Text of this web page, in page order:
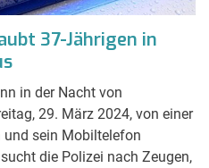
37-Jährigen in
in der Nacht von
29. März 2024, von einer
und sein Mobiltelefon
die Polizei nach Zeugen,